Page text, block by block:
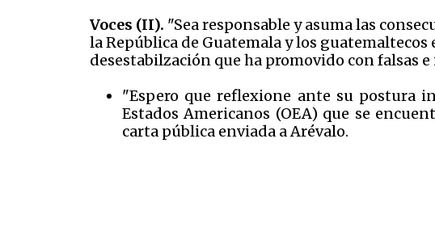
Voces (II). "Sea responsable y asuma las
la República de Guatemala y los
desestabilzación que ha promovido con falsas
"Espero que reflexione ante su postura
Estados Americanos (OEA) que se
carta pública enviada a Arévalo.